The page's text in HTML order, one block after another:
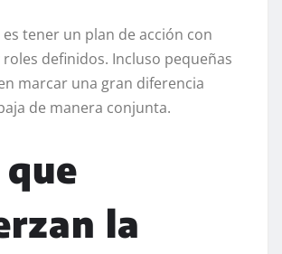
tener un plan de acción con
definidos. Incluso pequeñas
marcar una gran diferencia
de manera conjunta.
la